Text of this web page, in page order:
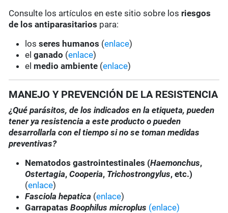
Consulte los artículos en este sitio sobre los riesgos
de los antiparasitarios para:
losseres humanos (enlace)
elganado (enlace)
el medio ambiente (enlace)
MANEJO Y PREVENCIÓN DE LA RESISTENCIA
¿Qué parásitos, de los indicados en la etiqueta, pueden
tener ya resistencia a este producto o pueden
desarrollarla con el tiempo si no se toman medidas
preventivas?
Nematodos gastrointestinales (Haemonchus,
Ostertagia,Cooperia, Trichostrongylus, etc.)
(enlace)
Fasciola hepatica (enlace)
GarrapatasBoophilus microplus (enlace)